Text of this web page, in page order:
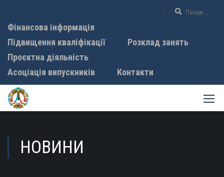
Фінансова інформація
Підвищення кваліфікації
Розклад занять
Проєктна діяльність
Асоціація випускників
Контакти
НОВИНИ